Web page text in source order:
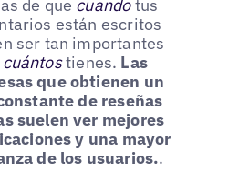
de que cuandotus
están escritos
ser tan importantes
cuántostienes. Las
que obtienen un
de reseñas
suelen ver mejores
y una mayor
de los usuarios..